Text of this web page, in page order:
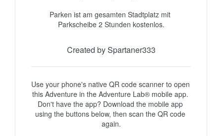
Parken ist am gesamten Stadtplatz mit
Parkscheibe 2 Stunden kostenlos.
Created by Spartaner333
Use your phone's native QR code scanner to open
this Adventure in the Adventure Lab® mobile app.
Don't have the app? Download the mobile app
using the buttons below, then scan the QR code
again.